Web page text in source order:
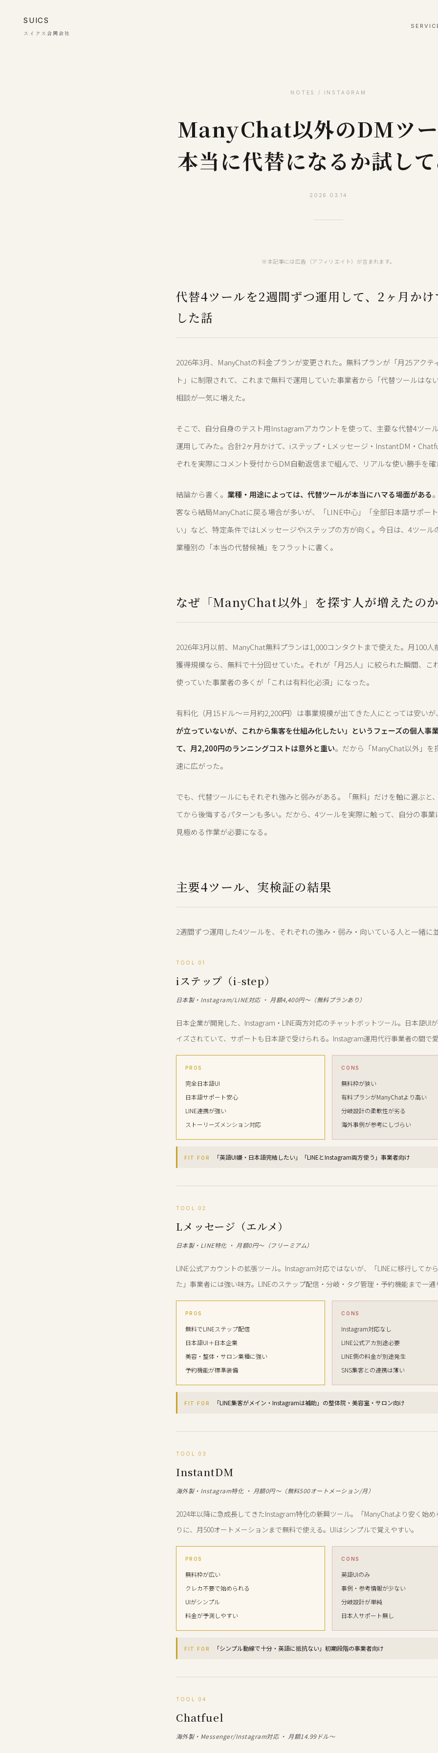
SUICS
スイクス合同会社
NOTES / INSTAGRAM
ManyChat以外のDMツー
本当に代替になるか試し
2026.03.14
※本記事には広告（アフィリエイト）が含まれます。
代替4ツールを2週間ずつ運用して、2ヶ月かけ
した話
2026年3月、ManyChatの料金プランが変更された。無料プランが「月25アクテ
ト」に制限されて、これまで無料で運用していた事業者から「代替ツールはな
相談が一気に増えた。
そこで、自分自身のテスト用Instagramアカウントを使って、主要な代替4ツー
運用してみた。合計2ヶ月かけて、iステップ・Lメッセージ・InstantDM・
ぞれを実際にコメント受付からDM自動返信まで組んで、リアルな使い勝手を確
結論から書く。 業種・用途によっては、代替ツールが本当にハマる場面がある
客なら結局ManyChatに戻る場合が多いが、「LINE中心」「全部日本語サポー
い」など、特定条件ではLメッセージやiステップの方が向く。今日は、4ツール
業種別の「本当の代替候補」をフラットに書く。
なぜ「ManyChat以外」を探す人が増えたのか
2026年3月以前、ManyChat無料プランは1,000コンタクトまで使えた。月100人
獲得規模なら、無料で十分回せていた。それが「月25人」に絞られた瞬間、こ
使っていた事業者の多くが「これは有料化必須」になった。
有料化（月15ドル〜＝月約2,200円）は事業規模が出てきた人にとっては安いが、
が立っていないが、これから集客を仕組み化したい」というフェーズの個人事
て、月2,200円のランニングコストは意外と重い。だから「ManyChat以外」を
速に広がった。
でも、代替ツールにもそれぞれ強みと弱みがある。「無料」だけを軸に選ぶと
てから後悔するパターンも多い。だから、4ツールを実際に触って、自分の事業
見極める作業が必要になる。
主要4ツール、実検証の結果
2週間ずつ運用した4ツールを、それぞれの強み・弱み・向いている人と一緒に
TOOL 01
iステップ（i-step）
日本製・Instagram/LINE対応 ・ 月額4,400円〜（無料プランあり）
日本企業が開発した、Instagram・LINE両方対応のチャットボットツール。日本語UI
イズされていて、サポートも日本語で受けられる。Instagram運用代行事業者の間で愛
PROS
完全日本語UI
日本語サポート安心
LINE連携が強い
ストーリーズメンション対応
CONS
無料枠が狭い
有料プランがManyChatより高い
分岐設計の柔軟性が劣る
海外事例が参考にしづらい
FIT FOR 「英語UI嫌・日本語完結したい」「LINEとInstagram両方使う」事業者向け
TOOL 02
Lメッセージ（エルメ）
日本製・LINE特化 ・ 月額0円〜（フリーミアム）
LINE公式アカウントの拡張ツール。Instagram対応ではないが、「LINEに移行してか
た」事業者には強い味方。LINEのステップ配信・分岐・タグ管理・予約機能まで一通
PROS
無料でLINEステップ配信
日本語UI＋日本企業
美容・整体・サロン業種に強い
予約機能が標準装備
CONS
Instagram対応なし
LINE公式アカ別途必要
LINE側の料金が別途発生
SNS集客との連携は薄い
FIT FOR 「LINE集客がメイン・Instagramは補助」の整体院・美容室・サロン向け
TOOL 03
InstantDM
海外製・Instagram特化 ・ 月額0円〜（無料500オートメーション/月）
2024年以降に急成長してきたInstagram特化の新興ツール。「ManyChatより安く始
りに、月500オートメーションまで無料で使える。UIはシンプルで覚えやすい。
PROS
無料枠が広い
クレカ不要で始められる
UIがシンプル
料金が予測しやすい
CONS
英語UIのみ
事例・参考情報が少ない
分岐設計が単純
日本人サポート無し
FIT FOR 「シンプル動線で十分・英語に抵抗ない」初期段階の事業者向け
TOOL 04
Chatfuel
海外製・Messenger/Instagram対応 ・ 月額14.99ドル〜